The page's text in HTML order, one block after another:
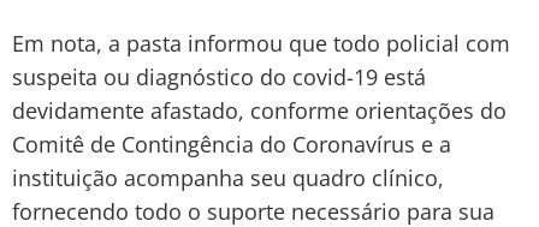
Em nota, a pasta informou que todo policial com
suspeita ou diagnóstico do covid-19 está
devidamente afastado, conforme orientações do
Comitê de Contingência do Coronavírus e a
instituição acompanha seu quadro clínico,
fornecendo todo o suporte necessário para sua